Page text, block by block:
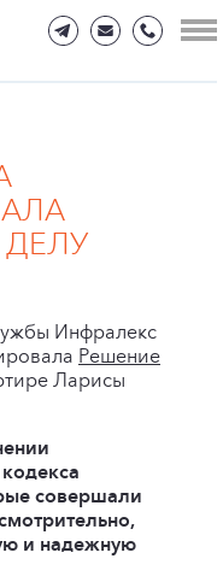
Инфралекс
Решение
Ларисы
совершали
и надежную